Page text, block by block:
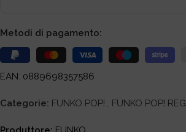
Metodi di pagamento:
EAN: 0889698357586
Categorie: FUNKO POP! FUNKO POP!